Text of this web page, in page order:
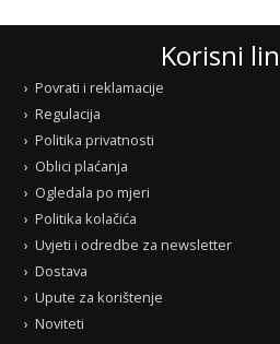
Korisni
Povrati i reklamacije
Regulacija
Politika privatnosti
Oblici plaćanja
Ogledala po mjeri
Politika kolačića
Uvjeti i odredbe za newsletter
Dostava
Upute za korištenje
Noviteti